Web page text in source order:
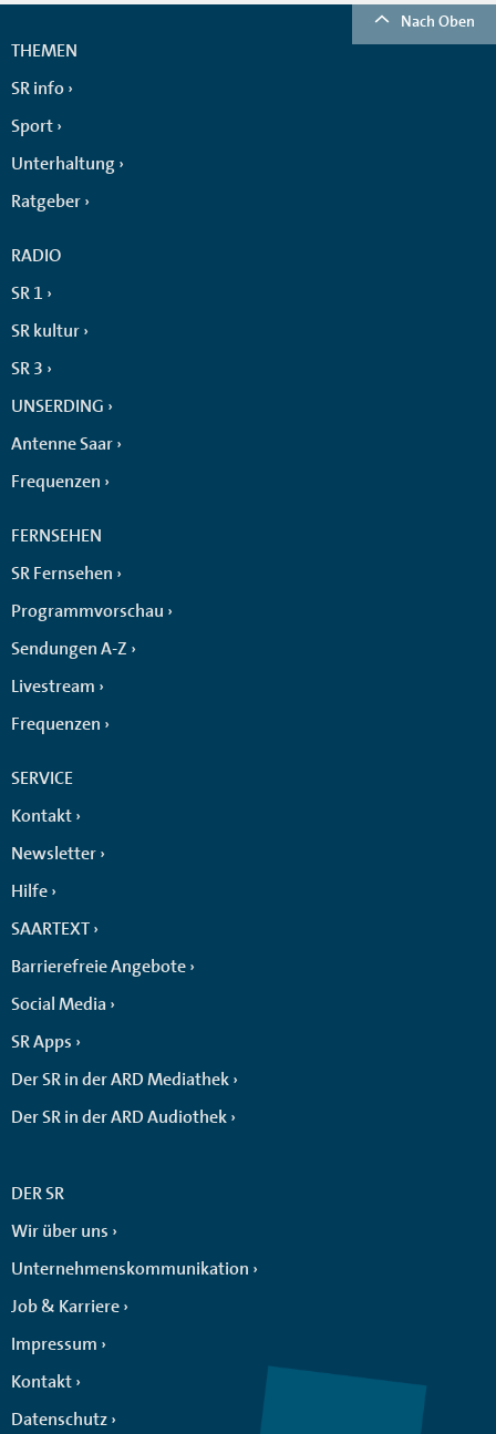
Nach Oben
THEMEN
SR info
Sport
Unterhaltung
Ratgeber
RADIO
SR 1
SR kultur
SR 3
UNSERDING
Antenne Saar
Frequenzen
FERNSEHEN
SR Fernsehen
Programmvorschau
Sendungen A-Z
Livestream
Frequenzen
SERVICE
Kontakt
Newsletter
Hilfe
SAARTEXT
Barrierefreie Angebote
Social Media
SR Apps
Der SR in der ARD Mediathek
Der SR in der ARD Audiothek
DER SR
Wir über uns
Unternehmenskommunikation
Job & Karriere
Impressum
Kontakt
Datenschutz